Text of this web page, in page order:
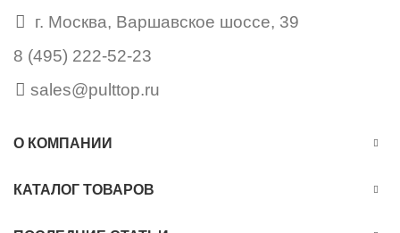
г. Москва, Варшавское шоссе, 39
8 (495) 222-52-23
sales@pulttop.ru
О КОМПАНИИ
КАТАЛОГ ТОВАРОВ